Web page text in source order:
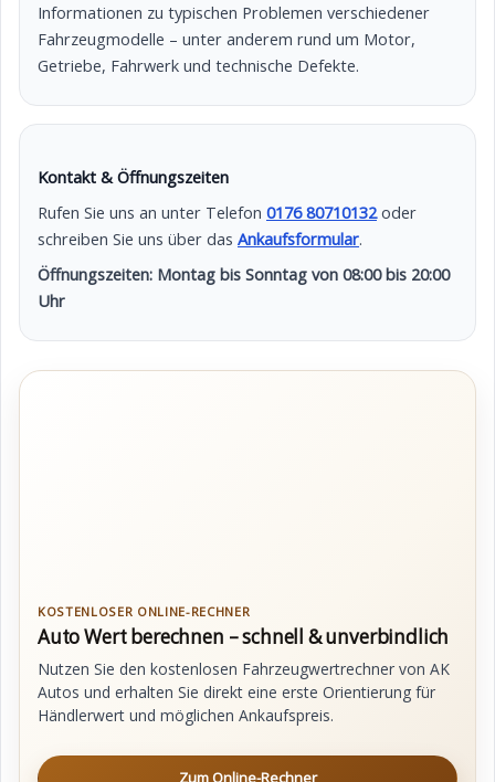
Informationen zu typischen Problemen verschiedener
Fahrzeugmodelle – unter anderem rund um Motor,
Getriebe, Fahrwerk und technische Defekte.
Kontakt & Öffnungszeiten
Rufen Sie uns an unter Telefon 0176 80710132oder
schreiben Sie uns über das Ankaufsformular.
Öffnungszeiten: Montag bis Sonntag von 08:00 bis 20:00
Uhr
KOSTENLOSER ONLINE-RECHNER
Auto Wert berechnen – schnell & unverbindlich
Nutzen Sie den kostenlosen Fahrzeugwertrechner von AK
Autos und erhalten Sie direkt eine erste Orientierung für
Händlerwert und möglichen Ankaufspreis.
Zum Online-Rechner